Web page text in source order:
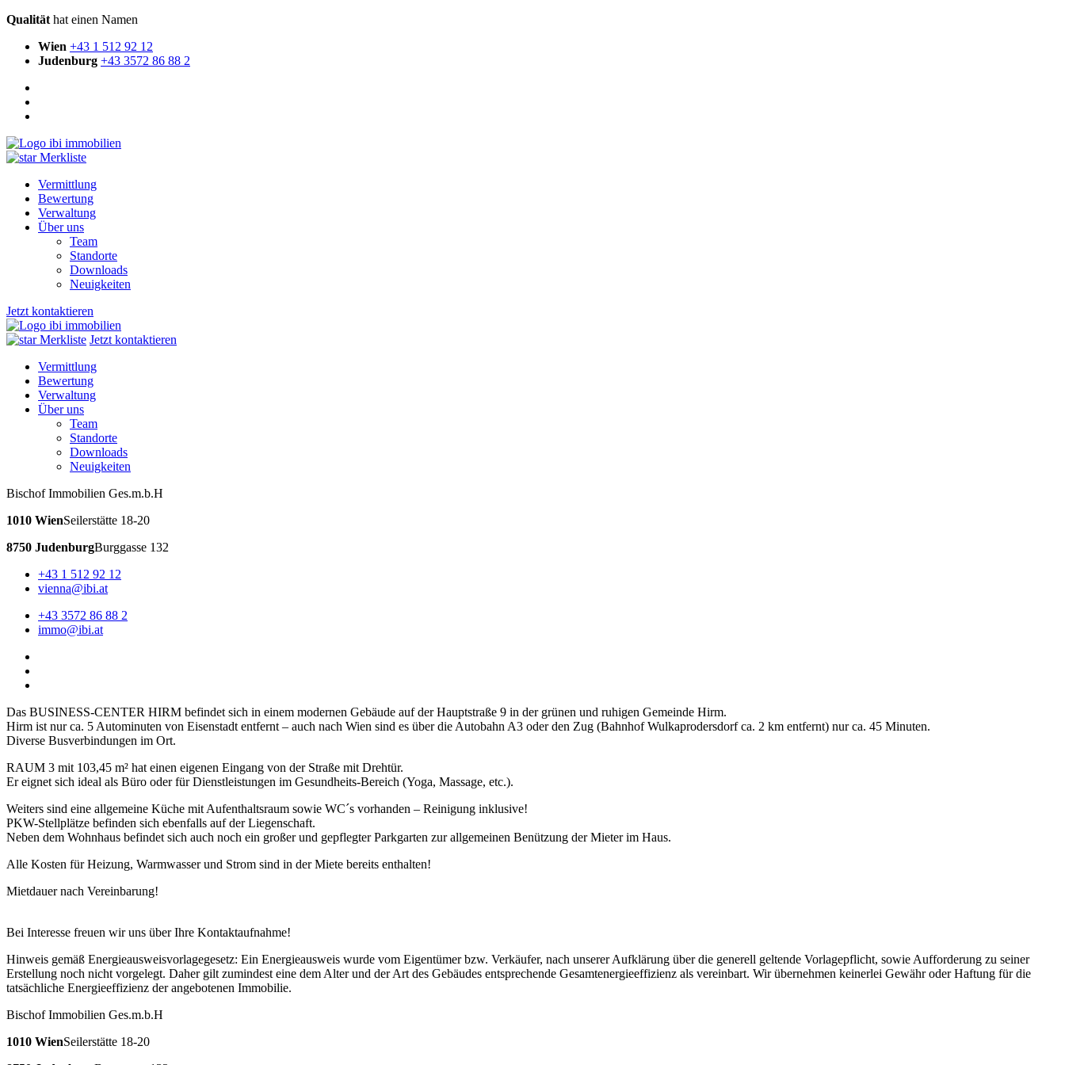
Qualität hat einen Namen
Wien +43 1 512 92 12
Judenburg +43 3572 86 88 2
Merkliste
Vermittlung
Bewertung
Verwaltung
Über uns
Team
Standorte
Downloads
Neuigkeiten
Jetzt kontaktieren
Merkliste Jetzt kontaktieren
Vermittlung
Bewertung
Verwaltung
Über uns
Team
Standorte
Downloads
Neuigkeiten
Bischof Immobilien Ges.m.b.H
1010 WienSeilerstätte 18-20
8750 JudenburgBurggasse 132
+43 1 512 92 12
vienna@ibi.at
+43 3572 86 88 2
immo@ibi.at
Das BUSINESS-CENTER HIRM befindet sich in einem modernen Gebäude auf der Hauptstraße 9 in der grünen und ruhigen Gemeinde Hirm.
Hirm ist nur ca. 5 Autominuten von Eisenstadt entfernt – auch nach Wien sind es über die Autobahn A3 oder den Zug (Bahnhof Wulkaprodersdorf ca. 2 km entfernt) nur ca. 45 Minuten.
Diverse Busverbindungen im Ort.
RAUM 3 mit 103,45 m² hat einen eigenen Eingang von der Straße mit Drehtür.
Er eignet sich ideal als Büro oder für Dienstleistungen im Gesundheits-Bereich (Yoga, Massage, etc.).
Weiters sind eine allgemeine Küche mit Aufenthaltsraum sowie WC´s vorhanden – Reinigung inklusive!
PKW-Stellplätze befinden sich ebenfalls auf der Liegenschaft.
Neben dem Wohnhaus befindet sich auch noch ein großer und gepflegter Parkgarten zur allgemeinen Benützung der Mieter im Haus.
Alle Kosten für Heizung, Warmwasser und Strom sind in der Miete bereits enthalten!
Mietdauer nach Vereinbarung!
Bei Interesse freuen wir uns über Ihre Kontaktaufnahme!
Hinweis gemäß Energieausweisvorlagegesetz: Ein Energieausweis wurde vom Eigentümer bzw. Verkäufer, nach unserer Aufklärung über die generell geltende Vorlagepflicht, sowie Aufforderung zu seiner
Erstellung noch nicht vorgelegt. Daher gilt zumindest eine dem Alter und der Art des Gebäudes entsprechende Gesamtenergieeffizienz als vereinbart. Wir übernehmen keinerlei Gewähr oder Haftung für die
tatsächliche Energieeffizienz der angebotenen Immobilie.
Bischof Immobilien Ges.m.b.H
1010 WienSeilerstätte 18-20